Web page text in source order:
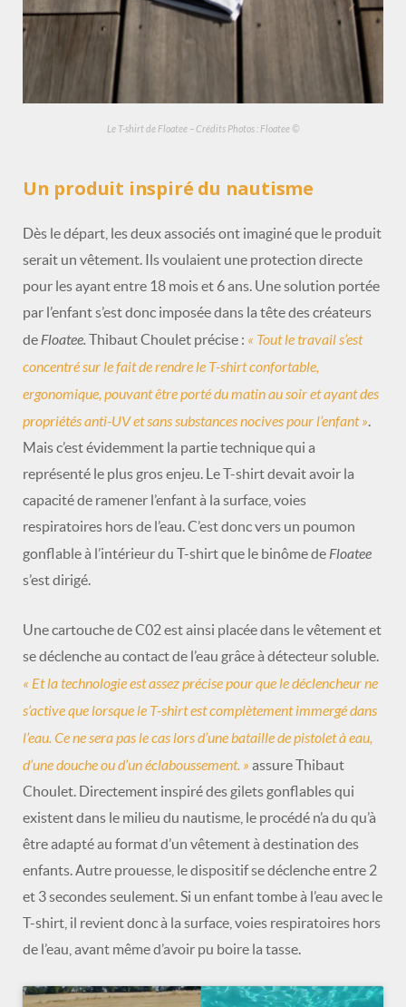
Le T-shirt de Floatee – Crédits Photos : Floatee ©
Un produit inspiré du nautisme
Dès le départ, les deux associés ont imaginé que le produit
serait un vêtement. Ils voulaient une protection directe
pour les ayant entre 18 mois et 6 ans. Une solution portée
par l’enfant s’est donc imposée dans la tête des créateurs
de Floatee.Thibaut Choulet précise : « Tout le travail s’est
concentré sur le fait de rendre le T-shirt confortable,
ergonomique, pouvant être porté du matin au soir et ayant des
propriétés anti-UV et sans substances nocives pour l’enfant ».
Mais c’est évidemment la partie technique qui a
représenté le plus gros enjeu. Le T-shirt devait avoir la
capacité de ramener l’enfant à la surface, voies
respiratoires hors de l’eau. C’est donc vers un poumon
gonflable à l’intérieur du T-shirt que le binôme de Floatee
s’est dirigé.
Une cartouche de C02 est ainsi placée dans le vêtement et
se déclenche au contact de l’eau grâce à détecteur soluble.
« Et la technologie est assez précise pour que le déclencheur ne
s’active que lorsque le T-shirt est complètement immergé dans
l’eau. Ce ne sera pas le cas lors d’une bataille de pistolet à eau,
d’une douche ou d’un éclaboussement. » assure Thibaut
Choulet. Directement inspiré des gilets gonflables qui
existent dans le milieu du nautisme, le procédé n’a du qu’à
être adapté au format d’un vêtement à destination des
enfants. Autre prouesse, le dispositif se déclenche entre 2
et 3 secondes seulement. Si un enfant tombe à l’eau avec le
T-shirt, il revient donc à la surface, voies respiratoires hors
de l’eau, avant même d’avoir pu boire la tasse.